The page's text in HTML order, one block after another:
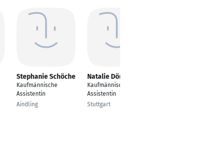
Stephanie Schöche
Kaufmännische
Assistentin
Aindling
Natalie Dörr
Kaufmännische
Assistentin
Stuttgart